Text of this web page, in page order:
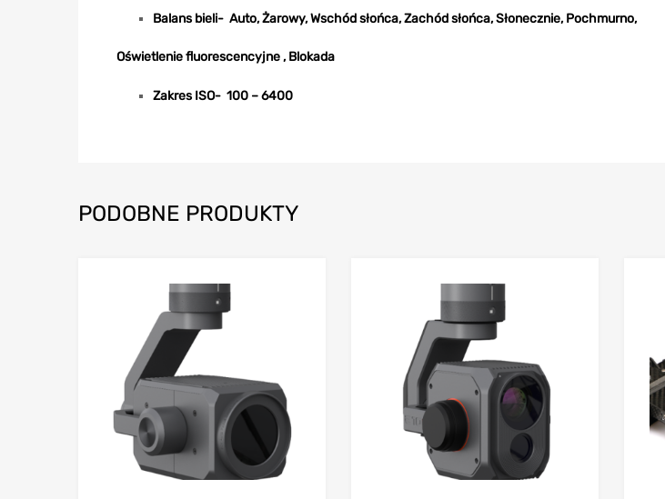
Balans bieli- Auto, Żarowy, Wschód słońca, Zachód słońca, Słonecznie, Pochmurno,
Oświetlenie fluorescencyjne , Blokada
Zakres ISO- 100 – 6400
PODOBNE PRODUKTY